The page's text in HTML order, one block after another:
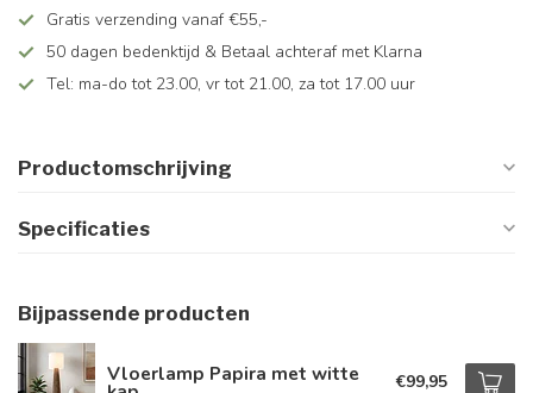
Gratis verzending vanaf €55,-
50 dagen bedenktijd & Betaal achteraf met Klarna
Tel: ma-do tot 23.00, vr tot 21.00, za tot 17.00 uur
Productomschrijving
Specificaties
Bijpassende producten
Vloerlamp Papira met witte €99,95